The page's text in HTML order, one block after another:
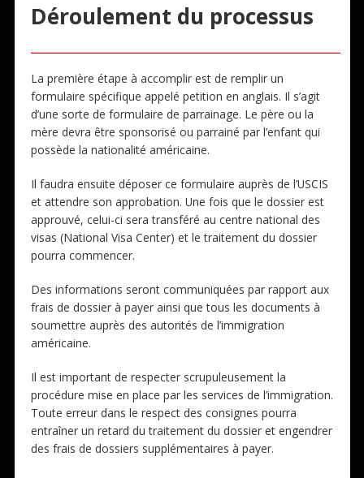
Déroulement du processus
La première étape à accomplir est de remplir un
formulaire spécifique appelé petition en anglais. Il s’agit
d’une sorte de formulaire de parrainage. Le père ou la
mère devra être sponsorisé ou parrainé par l’enfant qui
possède la nationalité américaine.
Il faudra ensuite déposer ce formulaire auprès de l’USCIS
et attendre son approbation. Une fois que le dossier est
approuvé, celui-ci sera transféré au centre national des
visas (National Visa Center) et le traitement du dossier
pourra commencer.
Des informations seront communiquées par rapport aux
frais de dossier à payer ainsi que tous les documents à
soumettre auprès des autorités de l’immigration
américaine.
Il est important de respecter scrupuleusement la
procédure mise en place par les services de l’immigration.
Toute erreur dans le respect des consignes pourra
entraîner un retard du traitement du dossier et engendrer
des frais de dossiers supplémentaires à payer.